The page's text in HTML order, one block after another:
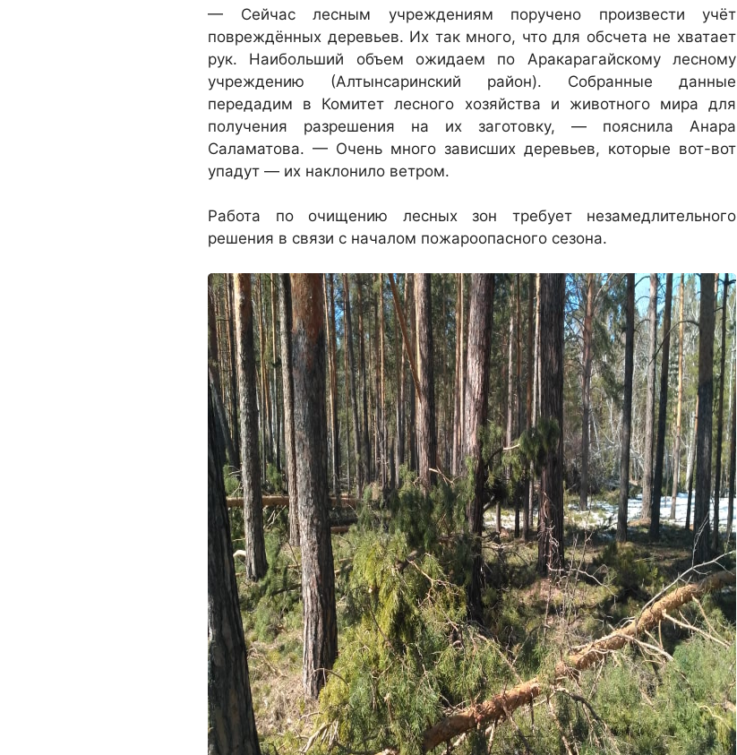
— Сейчас лесным учреждениям поручено произвести учёт
повреждённых деревьев. Их так много, что для обсчета не хватает
рук. Наибольший объем ожидаем по Аракарагайскому лесному
учреждению (Алтынсаринский район). Собранные данные
передадим в Комитет лесного хозяйства и животного мира для
получения разрешения на их заготовку, — пояснила Анара
Саламатова. — Очень много зависших деревьев, которые вот-вот
упадут — их наклонило ветром.
Работа по очищению лесных зон требует незамедлительного
решения в связи с началом пожароопасного сезона.